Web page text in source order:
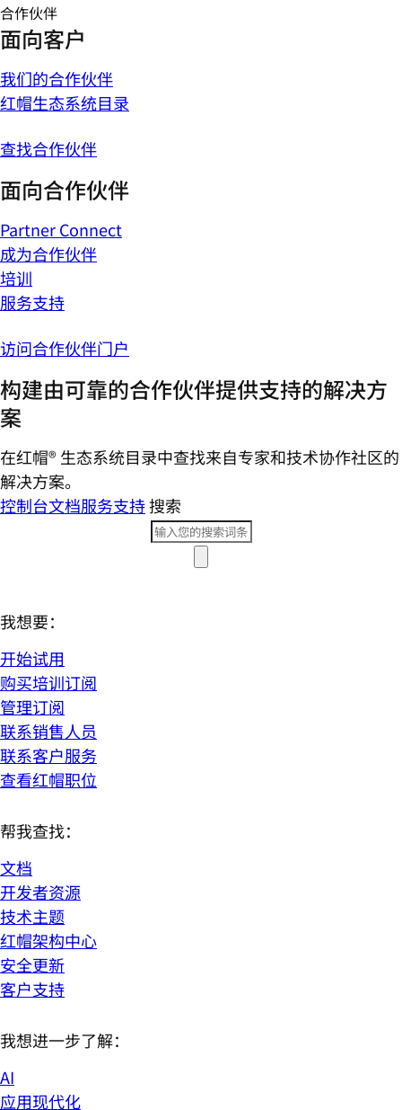
合作伙伴
面向客户
我们的合作伙伴
红帽生态系统目录
查找合作伙伴
面向合作伙伴
Partner Connect
成为合作伙伴
培训
服务支持
访问合作伙伴门户
构建由可靠的合作伙伴提供支持的解决方
案
在红帽® 生态系统目录中查找来自专家和技术协作社区的
解决方案。
控制台文档服务支持搜索
我想要：
开始试用
购买培训订阅
管理订阅
联系销售人员
联系客户服务
查看红帽职位
帮我查找：
文档
开发者资源
技术主题
红帽架构中心
安全更新
客户支持
我想进一步了解：
AI
应用现代化